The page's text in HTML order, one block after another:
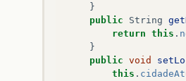
}
public
String
return this .
}
public void
this .